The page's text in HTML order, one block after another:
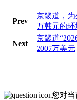
Prev
京畿道，为
万韩元的环
Next
京畿道
2007万美元
您对当